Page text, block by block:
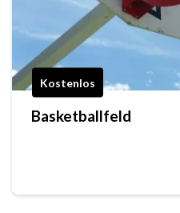
Kostenlos
Basketballfeld